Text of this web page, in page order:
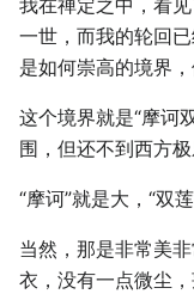
我在禅定之中，看
一世，而我的轮回
是如何崇高的境界，
这个境界就是“摩诃
围，但还不到西方极
“摩诃”就是大，“双
当然，那是非常美
衣，没有一点微尘